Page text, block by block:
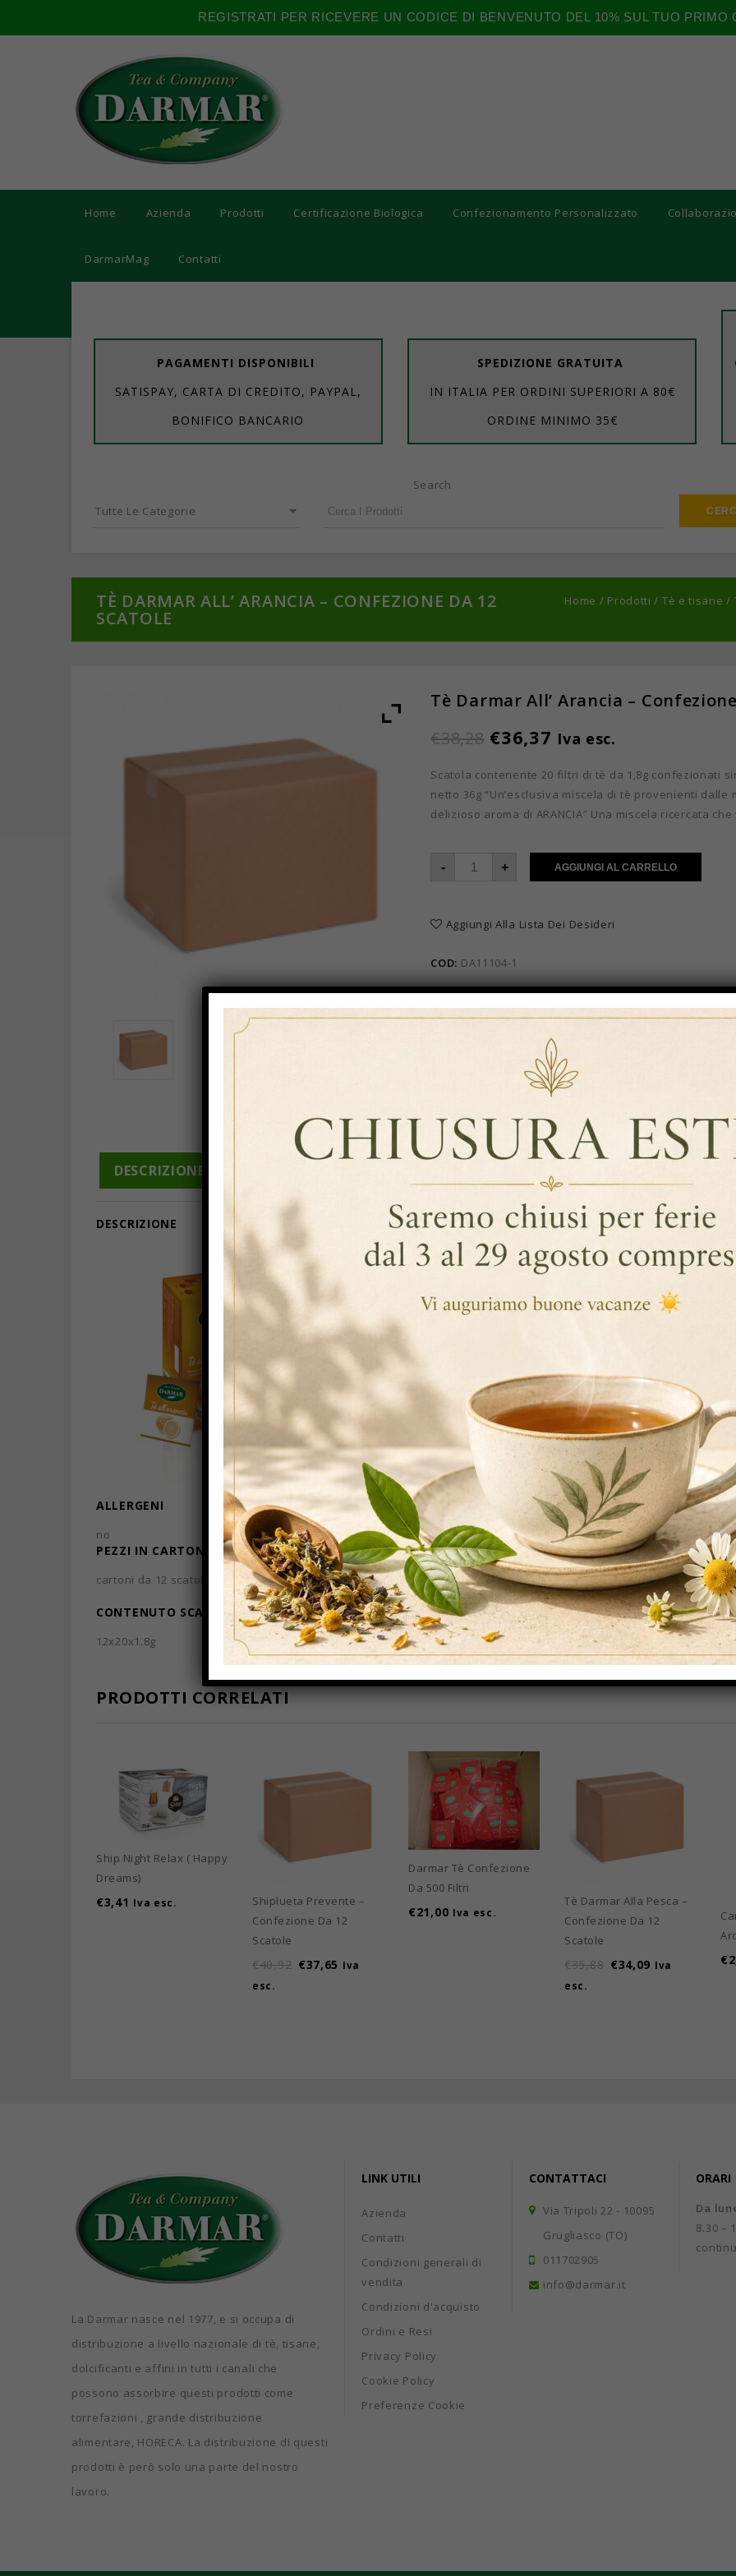
REGISTRATI PER RICEVERE UN CODICE DI BENVENUTO DEL 10% SUL TUO PRIMO
Home Azienda Prodotti Certificazione Biologica Confezionamento Personalizzato
DarmarMag Contatti
PAGAMENTI DISPONIBILI
SATISPAY, CARTA DI CREDITO, PAYPAL,
BONIFICO BANCARIO
SPEDIZIONE GRATUITA
IN ITALIA PER ORDINI SUPERIORI A 80€
ORDINE MINIMO 35€
Search
Tutte Le Categorie
TÈ DARMAR ALL’ ARANCIA – CONFEZIONE DA 12
SCATOLE
Home / Prodotti / Tè e tisane /
Tè Darmar All’ Arancia –
€38,28 €36,37 Iva esc.
Scatola contenente 20 filtri di tè da 1,8g confezionati
netto 36g “Un’esclusiva miscela di tè provenienti
delizioso aroma di ARANCIA” Una miscela ricercata
- + AGGIUNGI AL CARRELLO
Aggiungi Alla Lista Dei Desideri
COD: DA11104-1
Categorie:Tè e tisane,Tè e tisane in filtro classico,
Brand:Darmar
DESCRIZIONE
DESCRIZIONE
INGREDIENTI
ALLERGENI
no
PEZZI IN CARTONE
cartoni da 12 scatole
CONTENUTO SCATOLA/CONFEZIONE
12x20x1.8g
PRODOTTI CORRELATI
Ship Night Relax ( Happy
Dreams)
€3,41 Iva esc.
Shiplueta Prevente –
Confezione Da 12
Scatole
€40,92 €37,65 Iva
esc.
Darmar Tè Confezione
Da 500 Filtri
€21,00 Iva esc.
Tè Darmar Alla Pesca –
Confezione Da 12
Scatole
€35,88 €34,09 Iva
esc.
€
La Darmar nasce nel 1977, e si occupa di
distribuzione a livello nazionale di tè, tisane,
dolcificanti e affini in tutti i canali che
possono assorbire questi prodotti come
torrefazioni , grande distribuzione
alimentare, HORECA. La distribuzione di questi
prodotti è però solo una parte del nostro
lavoro.
LINK UTILI
Azienda
Contatti
Condizioni generali di
vendita
Condizioni d'acquisto
Ordini e Resi
Privacy Policy
Cookie Policy
Preferenze Cookie
CONTATTACI
Via Tripoli 22 - 10095
Grugliasco (TO)
011702905
info@darmar.it
ORARI
Da
8.30 –